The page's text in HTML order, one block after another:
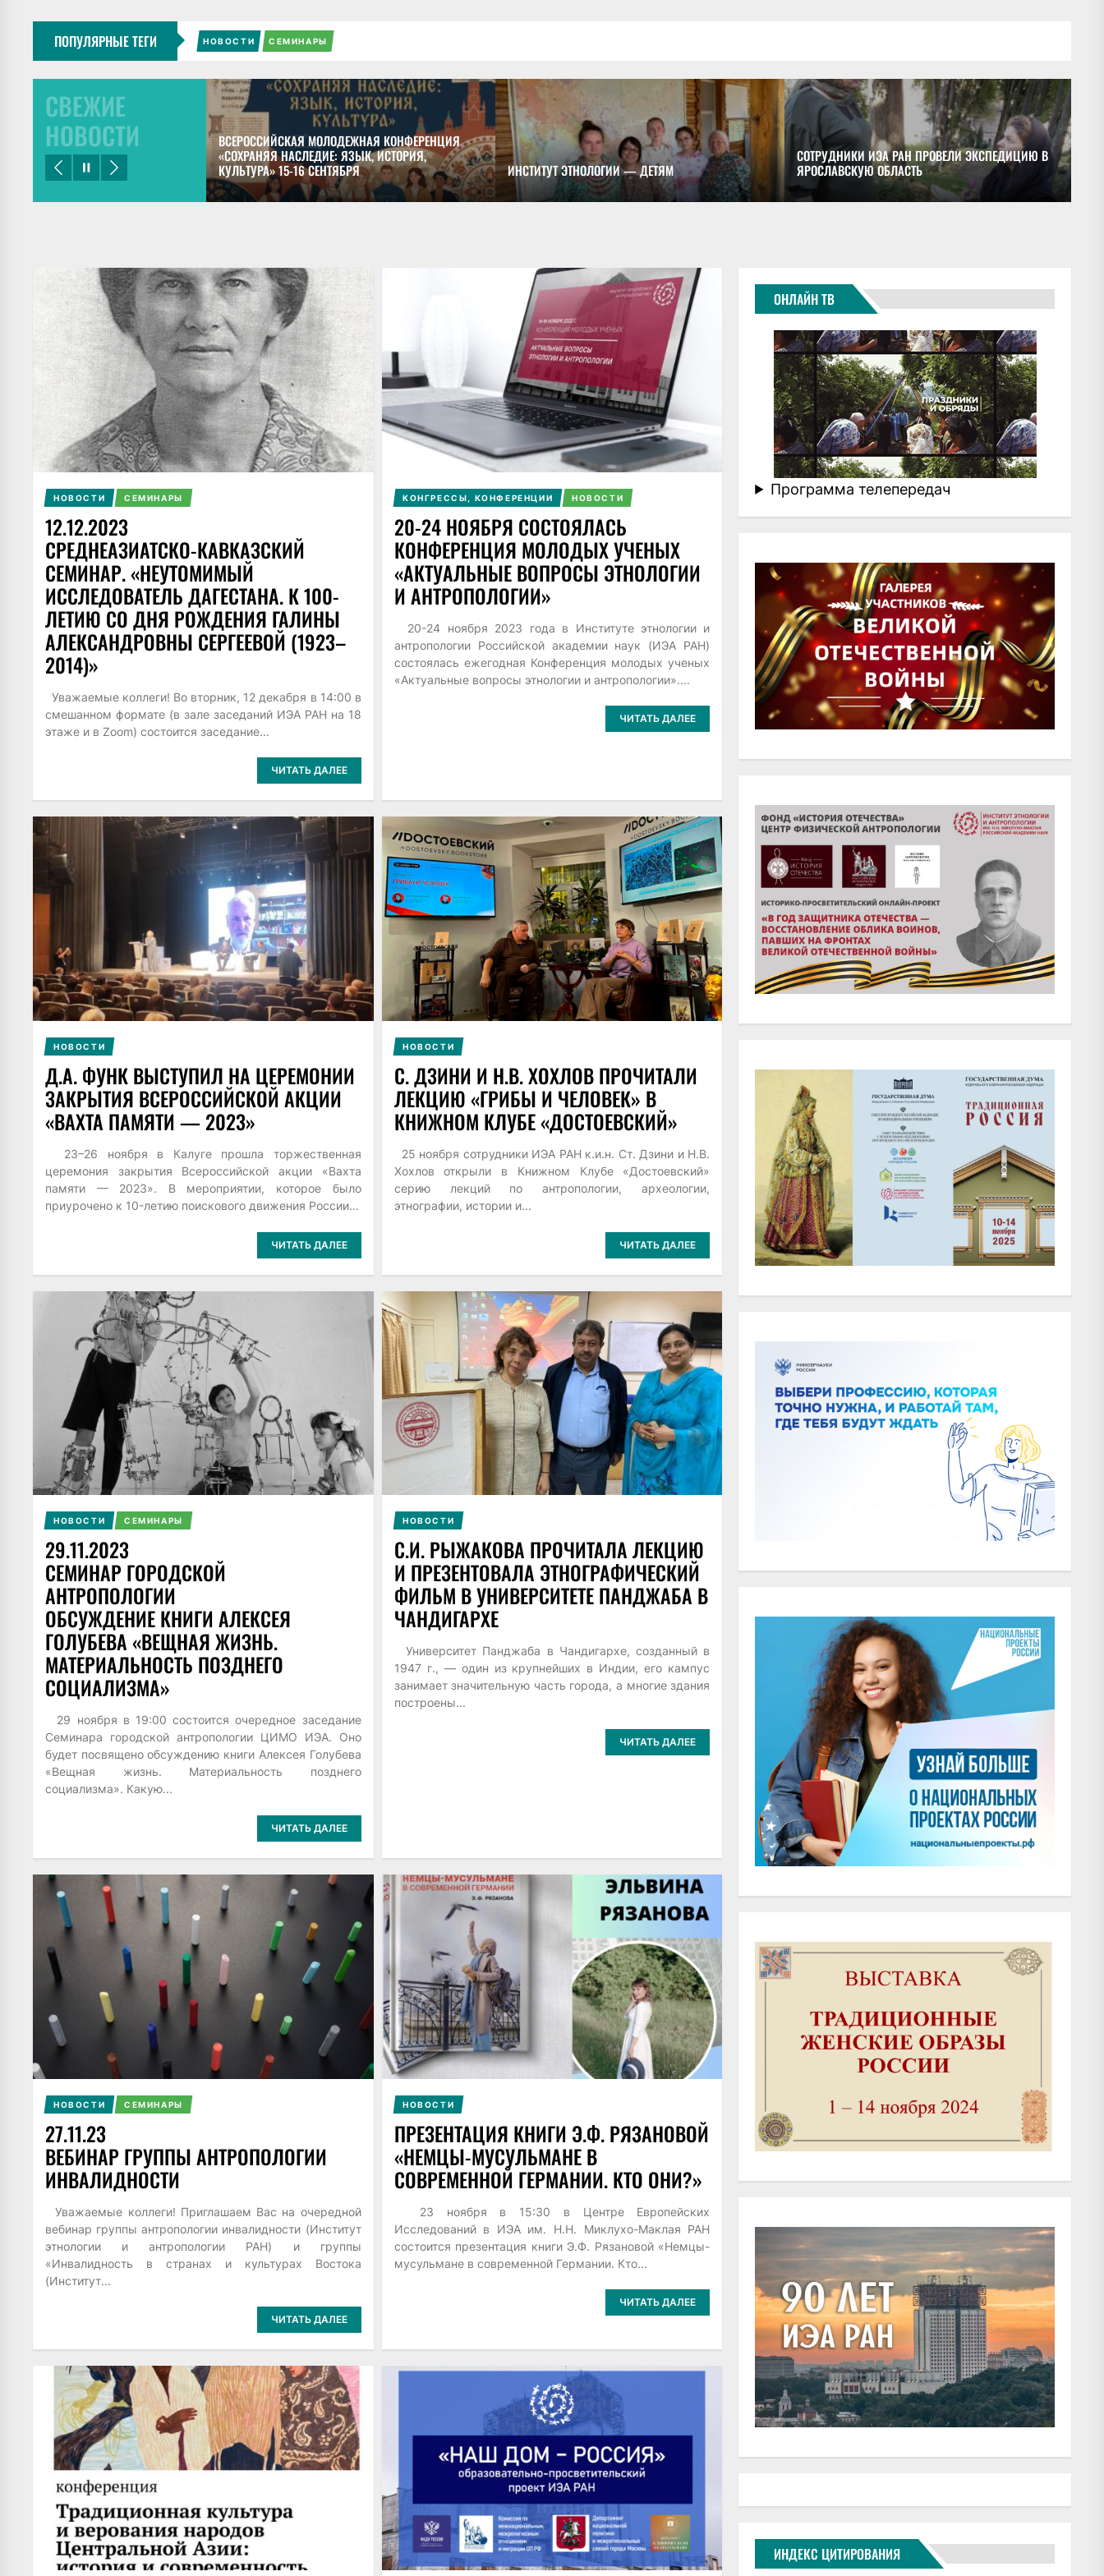
ПОПУЛЯРНЫЕ ТЕГИ НОВОСТИ СЕМИНАРЫ
СВЕЖИЕ
НОВОСТИ
ПРЕДСТАВИЛ ДОКЛАДЫ НА
КОНГРЕССЕ МАЙЯНИСТОВ В
ВСЕРОССИЙСКАЯ МОЛОДЕЖНАЯ КОНФЕРЕНЦИЯ
«СОХРАНЯЯ НАСЛЕДИЕ: ЯЗЫК, ИСТОРИЯ,
КУЛЬТУРА» 15-16 СЕНТЯБРЯ
ИНСТИТУТ ЭТНОЛОГИИ — ДЕТЯМ
СОТРУДНИКИ ИЭА РАН ПРОВЕЛИ ЭКСПЕДИЦИЮ В
ЯРОСЛАВСКУЮ ОБЛАСТЬ
НОВОСТИ СЕМИНАРЫ
12.12.2023
СРЕДНЕАЗИАТСКО-КАВКАЗСКИЙ
СЕМИНАР. «НЕУТОМИМЫЙ
ИССЛЕДОВАТЕЛЬ ДАГЕСТАНА. К 100-
ЛЕТИЮ СО ДНЯ РОЖДЕНИЯ ГАЛИНЫ
АЛЕКСАНДРОВНЫ СЕРГЕЕВОЙ (1923–
2014)»
Уважаемые коллеги! Во вторник, 12 декабря в 14:00 в
смешанном формате (в зале заседаний ИЭА РАН на 18
этаже и в Zoom) состоится заседание...
ЧИТАТЬ ДАЛЕЕ
КОНГРЕССЫ, КОНФЕРЕНЦИИ НОВОСТИ
20-24 НОЯБРЯ СОСТОЯЛАСЬ
КОНФЕРЕНЦИЯ МОЛОДЫХ УЧЕНЫХ
«АКТУАЛЬНЫЕ ВОПРОСЫ ЭТНОЛОГИИ
И АНТРОПОЛОГИИ»
20-24 ноября 2023 года в Институте этнологии и
антропологии Российской академии наук (ИЭА РАН)
состоялась ежегодная Конференция молодых ученых
«Актуальные вопросы этнологии и антропологии»....
ЧИТАТЬ ДАЛЕЕ
НОВОСТИ
Д.А. ФУНК ВЫСТУПИЛ НА ЦЕРЕМОНИИ
ЗАКРЫТИЯ ВСЕРОССИЙСКОЙ АКЦИИ
«ВАХТА ПАМЯТИ — 2023»
23–26 ноября в Калуге прошла торжественная
церемония закрытия Всероссийской акции «Вахта
памяти — 2023». В мероприятии, которое было
приурочено к 10-летию поискового движения России...
ЧИТАТЬ ДАЛЕЕ
НОВОСТИ
С. ДЗИНИ И Н.В. ХОХЛОВ ПРОЧИТАЛИ
ЛЕКЦИЮ «ГРИБЫ И ЧЕЛОВЕК» В
КНИЖНОМ КЛУБЕ «ДОСТОЕВСКИЙ»
25 ноября сотрудники ИЭА РАН к.и.н. Ст. Дзини и Н.В.
Хохлов открыли в Книжном Клубе «Достоевский»
серию лекций по антропологии, археологии,
этнографии, истории и...
ЧИТАТЬ ДАЛЕЕ
НОВОСТИ СЕМИНАРЫ
29.11.2023
СЕМИНАР ГОРОДСКОЙ
АНТРОПОЛОГИИ
ОБСУЖДЕНИЕ КНИГИ АЛЕКСЕЯ
ГОЛУБЕВА «ВЕЩНАЯ ЖИЗНЬ.
МАТЕРИАЛЬНОСТЬ ПОЗДНЕГО
СОЦИАЛИЗМА»
29 ноября в 19:00 состоится очередное заседание
Семинара городской антропологии ЦИМО ИЭА. Оно
будет посвящено обсуждению книги Алексея Голубева
«Вещная жизнь. Материальность позднего
социализма». Какую...
ЧИТАТЬ ДАЛЕЕ
НОВОСТИ
С.И. РЫЖАКОВА ПРОЧИТАЛА ЛЕКЦИЮ
И ПРЕЗЕНТОВАЛА ЭТНОГРАФИЧЕСКИЙ
ФИЛЬМ В УНИВЕРСИТЕТЕ ПАНДЖАБА В
ЧАНДИГАРХЕ
Университет Панджаба в Чандигархе, созданный в
1947 г., — один из крупнейших в Индии, его кампус
занимает значительную часть города, а многие здания
построены...
ЧИТАТЬ ДАЛЕЕ
НОВОСТИ СЕМИНАРЫ
27.11.23
ВЕБИНАР ГРУППЫ АНТРОПОЛОГИИ
ИНВАЛИДНОСТИ
Уважаемые коллеги! Приглашаем Вас на очередной
вебинар группы антропологии инвалидности (Институт
этнологии и антропологии РАН) и группы
«Инвалидность в странах и культурах Востока
(Институт...
ЧИТАТЬ ДАЛЕЕ
НОВОСТИ
ПРЕЗЕНТАЦИЯ КНИГИ Э.Ф. РЯЗАНОВОЙ
«НЕМЦЫ-МУСУЛЬМАНЕ В
СОВРЕМЕННОЙ ГЕРМАНИИ. КТО ОНИ?»
23 ноября в 15:30 в Центре Европейских
Исследований в ИЭА им. Н.Н. Миклухо-Маклая РАН
состоится презентация книги Э.Ф. Рязановой «Немцы-
мусульмане в современной Германии. Кто...
ЧИТАТЬ ДАЛЕЕ
ОНЛАЙН ТВ
Программа телепередач
ИНДЕКС ЦИТИРОВАНИЯ